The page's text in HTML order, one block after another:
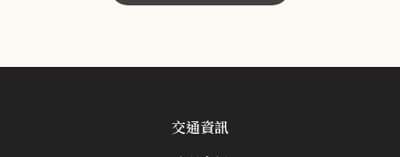
交通資訊